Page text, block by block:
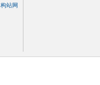
构站网